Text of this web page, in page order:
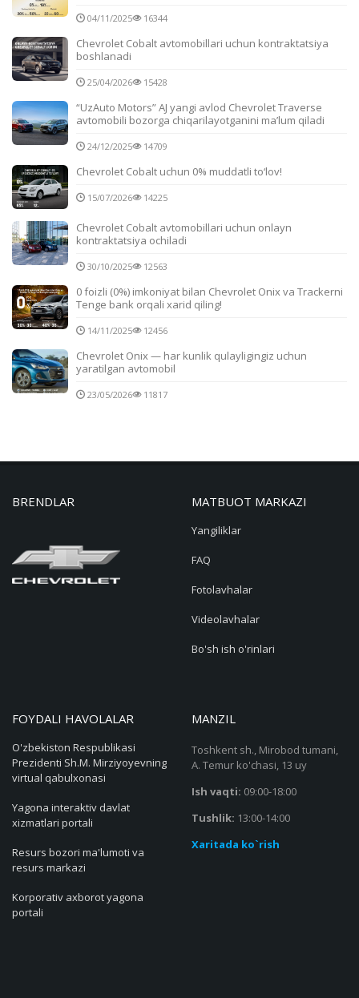
04/11/2025 16344
Chevrolet Cobalt avtomobillari uchun kontraktatsiya
boshlanadi
25/04/2026 15428
“UzAuto Motors” AJ yangi avlod Chevrolet Traverse
avtomobili bozorga chiqarilayotganini ma’lum qiladi
24/12/2025 14709
Chevrolet Cobalt uchun 0% muddatli to‘lov!
15/07/2026 14225
Chevrolet Cobalt avtomobillari uchun onlayn
kontraktatsiya ochiladi
30/10/2025 12563
0 foizli (0%) imkoniyat bilan Chevrolet Onix va Trackerni
Tenge bank orqali xarid qiling!
14/11/2025 12456
Chevrolet Onix — har kunlik qulayligingiz uchun
yaratilgan avtomobil
23/05/2026 11817
BRENDLAR MATBUOT MARKAZI
Yangiliklar
FAQ
Fotolavhalar
Videolavhalar
Bo'sh ish o'rinlari
FOYDALI HAVOLALAR
O'zbekiston Respublikasi
Prezidenti Sh.M. Mirziyoyevning
virtual qabulxonasi
Yagona interaktiv davlat
xizmatlari portali
Resurs bozori ma'lumoti va
resurs markazi
Korporativ axborot yagona
portali
MANZIL
Toshkent sh., Mirobod tumani,
A. Temur ko'chasi, 13 uy
Ish vaqti: 09:00-18:00
Tushlik: 13:00-14:00
Xaritada ko`rish